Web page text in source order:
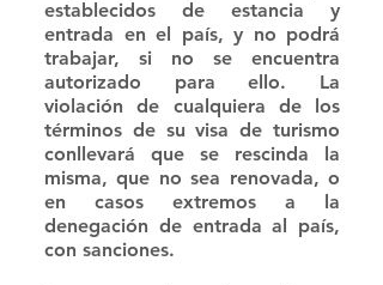
establecidos de estancia y
entrada en el país, y no podrá
trabajar, si no se encuentra
autorizado para ello. La
violación de cualquiera de los
términos de su visa de turismo
conllevará que se rescinda la
misma, que no sea renovada, o
en casos extremos a la
denegación de entrada al país,
con sanciones.